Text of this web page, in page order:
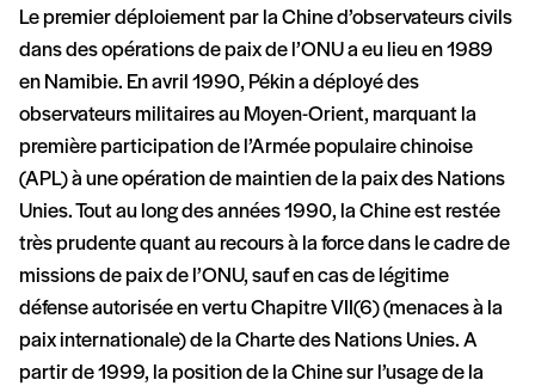
Le premier déploiement par la Chine d’observateurs civils
dans des opérations de paix de l’ONU a eu lieu en 1989
en Namibie. En avril 1990, Pékin a déployé des
observateurs militaires au Moyen-Orient, marquant la
première participation de l’Armée populaire chinoise
(APL) à une opération de maintien de la paix des Nations
Unies. Tout au long des années 1990, la Chine est restée
très prudente quant au recours à la force dans le cadre de
missions de paix de l’ONU, sauf en cas de légitime
défense autorisée en vertu Chapitre VII(6) (menaces à la
paix internationale) de la Charte des Nations Unies. A
partir de 1999, la position de la Chine sur l’usage de la